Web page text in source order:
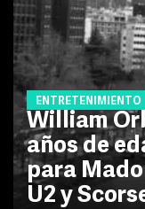
ENTRETENIMIENTO
William
años de
para
U2 y